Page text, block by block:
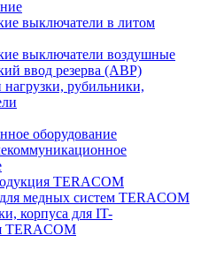
выключатели в литом
выключатели воздушные
ввод резерва (АВР)
рубильники,
оборудование
TERACOM
медных систем TERACOM
корпуса для IT-
TERACOM